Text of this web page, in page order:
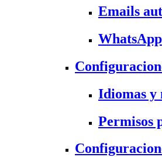
Emails
WhatsApp
Idiomas y
Permisos